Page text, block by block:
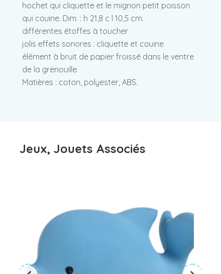
hochet qui cliquette et le mignon petit poisson
qui couine. Dim. : h 21,8 c l 10,5 cm.
différentes étoffes à toucher
jolis effets sonores : cliquette et couine
élément à bruit de papier froissé dans le ventre
de la grenouille
Matières : coton, polyester, ABS.
Jeux, Jouets Associés